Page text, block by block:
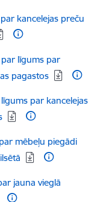
kancelejas preču
līgums par
pagastos
par kancelejas
mēbeļu piegādi
jauna vieglā